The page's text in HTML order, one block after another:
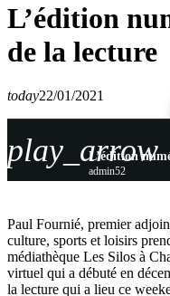
L’édition
de la lecture
today22/01/2021
play_arrow
L’édition
admin52
Paul Fournié, premier
culture, sports et loisirs
médiathèque Les Silos à
virtuel qui a débuté en
la lecture qui a lieu ce